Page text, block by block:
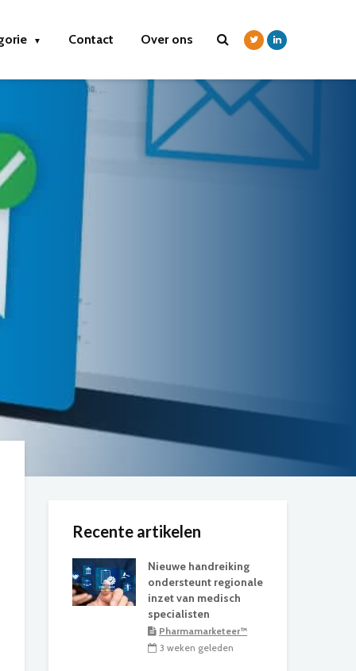
▼ Contact Over ons
Recente artikelen
Nieuwe handreiking
ondersteunt regionale
inzet van medisch
specialisten
Pharmamarketeer™
3 weken geleden